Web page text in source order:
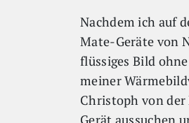
Nachdem ich auf
Mate-Geräte von
flüssiges Bild
meiner
Christoph von der
Gerät aussuchen